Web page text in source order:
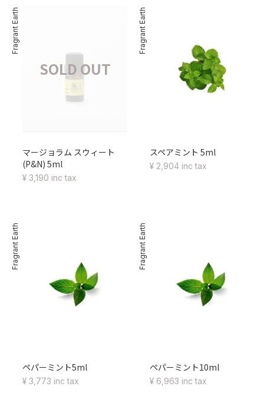
Fragrant Earth
SOLD OUT
マージョラム スウィート
(P&N) 5ml
¥ 3,190 inc tax
Fragrant Earth
スペアミント 5ml
¥ 2,904 inc tax
Fragrant Earth
ペパーミント5ml
¥ 3,773 inc tax
Fragrant Earth
ペパーミント10ml
¥ 6,963 inc tax